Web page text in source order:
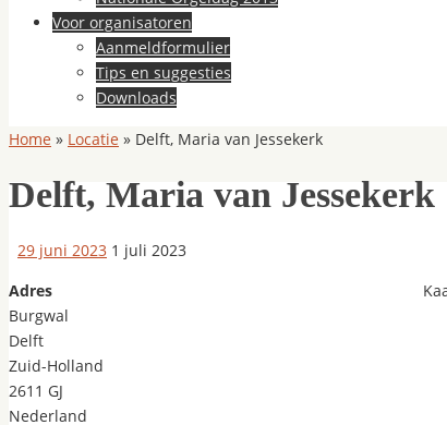
Voor organisatoren
Aanmeldformulier
Tips en suggesties
Downloads
Home » Locatie » Delft, Maria van Jessekerk
Delft, Maria van Jessekerk
29 juni 2023 1 juli 2023
Adres
Burgwal
Delft
Zuid-Holland
2611 GJ
Nederland